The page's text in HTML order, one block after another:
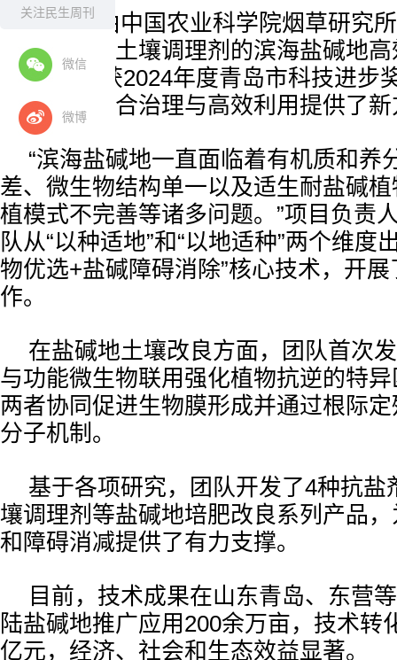
关注民生周刊
微信
微博
近日，由中国农业科学院烟草研究
耐盐植物和土壤调理剂的滨海盐碱地
应用”项目获2024年度青岛市科技进步
盐碱地的综合治理与高效利用提供了
“滨海盐碱地一直面临着有机质和养
差、微生物结构单一以及适生耐盐碱
植模式不完善等诸多问题。”项目负责
队从“以种适地”和“以地适种”两个维度
物优选+盐碱障碍消除”核心技术，开
作。
在盐碱地土壤改良方面，团队首次
与功能微生物联用强化植物抗逆的特
两者协同促进生物膜形成并通过根际
分子机制。
基于各项研究，团队开发了4种抗盐
壤调理剂等盐碱地培肥改良系列产品
和障碍消减提供了有力支撑。
目前，技术成果在山东青岛、东营
陆盐碱地推广应用200余万亩，技术转
亿元，经济、社会和生态效益显著。